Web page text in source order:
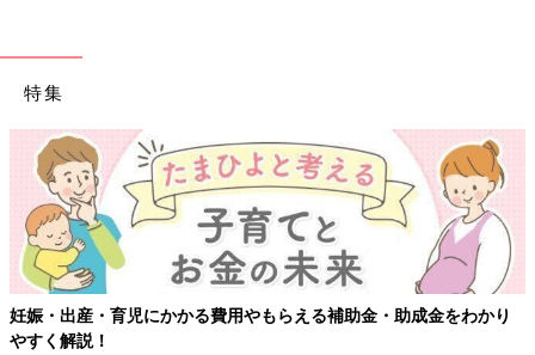
特集
妊娠・出産・育児にかかる費用やもらえる補助金・助成金をわかり
やすく解説！